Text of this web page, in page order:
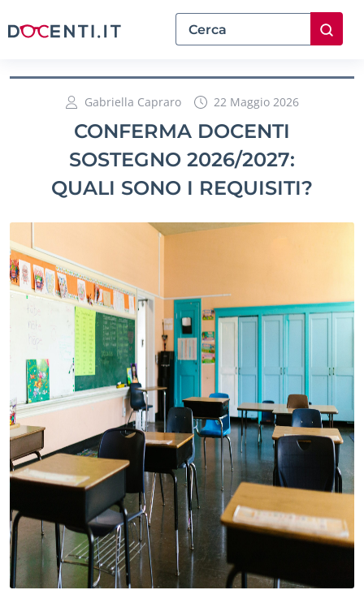
Gabriella Capraro 22 Maggio 2026
CONFERMA DOCENTI
SOSTEGNO 2026/2027:
QUALI SONO I REQUISITI?